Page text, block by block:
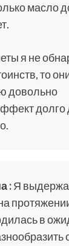
масло
я не
то
довольно
долго
:Я
в